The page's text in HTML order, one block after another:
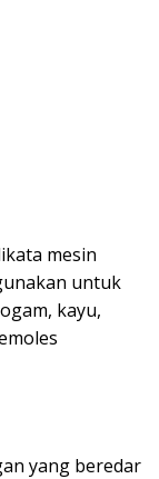
mesin
untuk
kayu,
yang beredar